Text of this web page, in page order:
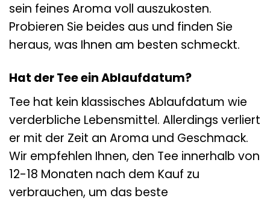
sein feines Aroma voll auszukosten.
Probieren Sie beides aus und finden Sie
heraus, was Ihnen am besten schmeckt.
Hat der Tee ein Ablaufdatum?
Tee hat kein klassisches Ablaufdatum wie
verderbliche Lebensmittel. Allerdings verliert
er mit der Zeit an Aroma und Geschmack.
Wir empfehlen Ihnen, den Tee innerhalb von
12-18 Monaten nach dem Kauf zu
verbrauchen, um das beste